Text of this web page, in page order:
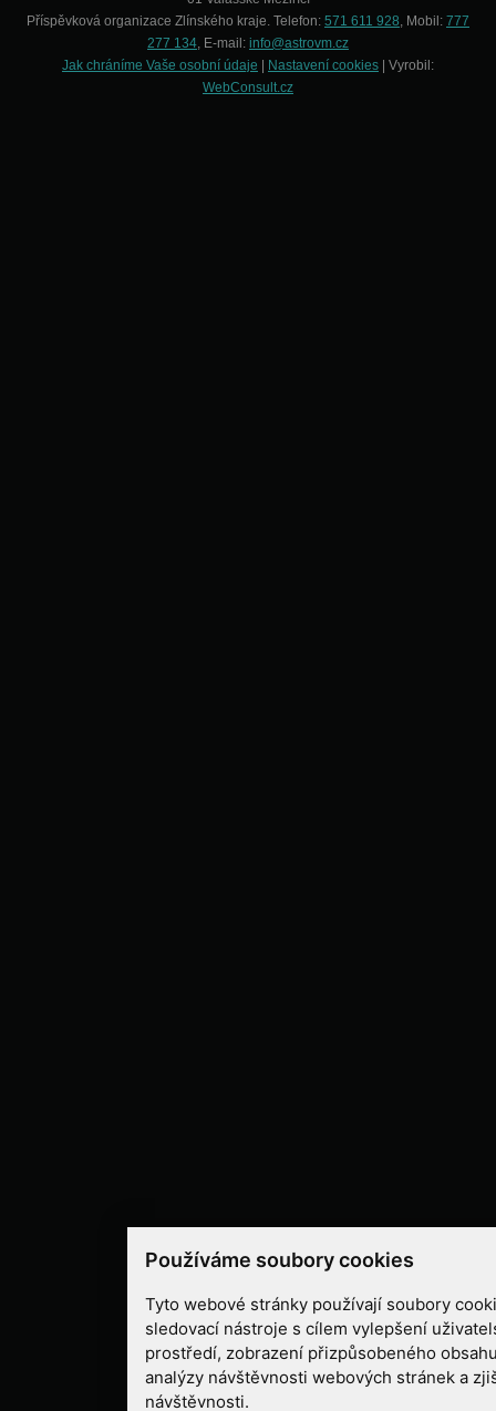
Používáme soubory cookies
Tyto webové stránky používají soubory
sledovací nástroje s cílem vylepšení
prostředí, zobrazení přizpůsobeného
analýzy návštěvnosti webových stránek a
návštěvnosti.
Příspěvková organizace Zlínského kraje. Telefon: 571 611 928, Mobil: 777
277 134, E-mail: info@astrovm.cz
Jak chráníme Vaše osobní údaje
Nastavení cookies | Vyrobil:
WebConsult.cz